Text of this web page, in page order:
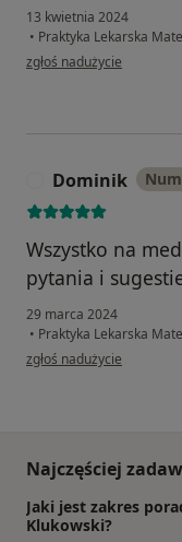
13 kwietnia 2024
• Praktyka Lekarska
w opinii użytkownika
zgłoś nadużycie
Dominik
Wszystko na
pytania i
29 marca 2024
• Praktyka Lekarska
w opinii użytkownika
zgłoś nadużycie
Najczęściej
Jaki jest zakres
Klukowski?